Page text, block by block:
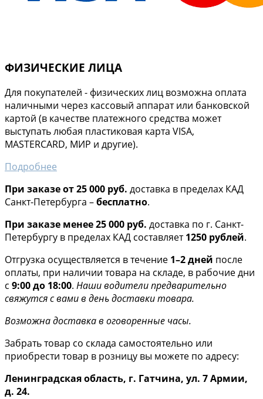
ФИЗИЧЕСКИЕ ЛИЦА
Для покупателей - физических лиц возможна оплата
наличными через кассовый аппарат или банковской
картой (в качестве платежного средства может
выступать любая пластиковая карта VISA,
MASTERCARD, МИР и другие).
Подробнее
При заказе от 25 000 руб. доставка в пределах КАД
Санкт-Петербурга –бесплатно.
При заказе менее 25 000 руб. доставка по г. Санкт-
Петербургу в пределах КАД составляет1250 рублей.
Отгрузка осуществляется в течение 1–2 дней после
оплаты, при наличии товара на складе, в рабочие дни
с 9:00 до 18:00. Наши водители предварительно
свяжутся с вами в день доставки товара.
Возможна доставка в оговоренные часы.
Забрать товар со склада самостоятельно или
приобрести товар в розницу вы можете по адресу:
Ленинградская область, г. Гатчина, ул. 7 Армии,
д. 24.